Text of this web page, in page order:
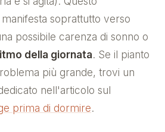
soprattutto verso
possibile carenza di sonno o
della giornata. Se il pianto
più grande, trovi un
nell'articolo sul
prima di dormire.